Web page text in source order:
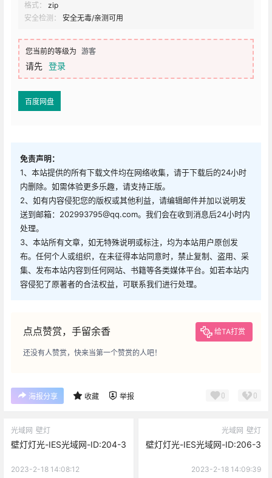
格式：
zip
安全检测：
安全无毒/亲测可用
您当前的等级为 游客
请先 登录
百度网盘
免责声明：
1、本站提供的所有下载文件均在网络收集，请于下载后的24小时
内删除。如需体验更多乐趣，请支持正版。
2、如有内容侵犯您的版权或其他利益，请编辑邮件并加以说明发
送到邮箱：202993795@qq.com。我们会在收到消息后24小时内
处理。
3、本站所有文章，如无特殊说明或标注，均为本站用户原创发
布。任何个人或组织，在未征得本站同意时，禁止复制、盗用、采
集、发布本站内容到任何网站、书籍等各类媒体平台。如若本站内
容侵犯了原著者的合法权益，可联系我们进行处理。
点点赞赏，手留余香 给TA打赏
还没有人赞赏，快来当第一个赞赏的人吧！
海报分享 收藏 举报 0 0
光域网 壁灯
壁灯灯光-IES光域网-ID:204-3
2023-2-18 14:08:12
光域网 壁灯
壁灯灯光-IES光域网-ID:206-3
2023-2-18 14:09:39